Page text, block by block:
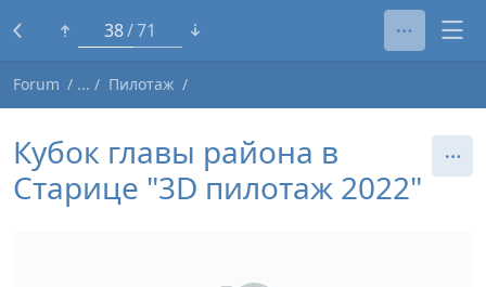
15 71
Forum Пилотаж
Кубок главы района в
Старице "3D пилотаж 2022"